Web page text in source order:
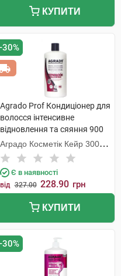
КУПИТИ
Agrado Prof Кондиціонер для
волосся інтенсивне
відновлення та сяяння 900
мл 1 флакон
Аградо Косметік Кейр 3000
С.Л.У.
Є в наявності
від 327.00 228.90 грн
КУПИТИ